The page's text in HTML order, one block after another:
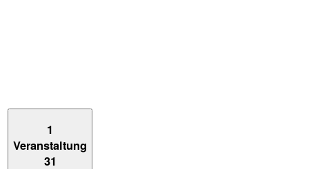
1
Veranstaltung
31